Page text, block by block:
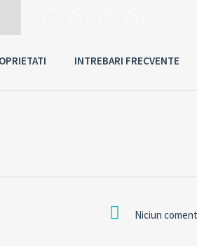
INTREBARI FRECVENTE
Niciun